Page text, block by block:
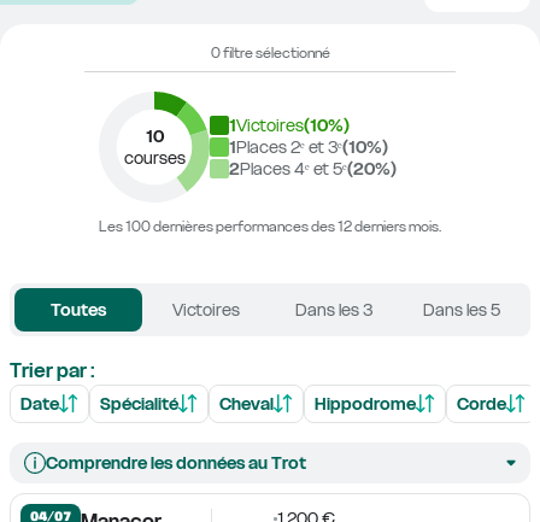
0 filtre sélectionné
10
courses
1Victoires(10%)
1Places 2ᵉ et 3ᵉ(10%)
2Places 4ᵉ et 5ᵉ(20%)
Les 100 dernières performances des 12 derniers mois.
Toutes Victoires Dans les 3 Dans les 5
Trier par :
Date Spécialité Cheval Hippodrome Corde
Comprendre les données au Trot
04/07